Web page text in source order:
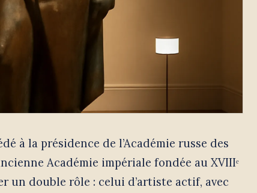
à la présidence de l’Académie russe des
Académie impériale fondée au XVIIIᵉ
un double rôle : celui d’artiste actif, avec